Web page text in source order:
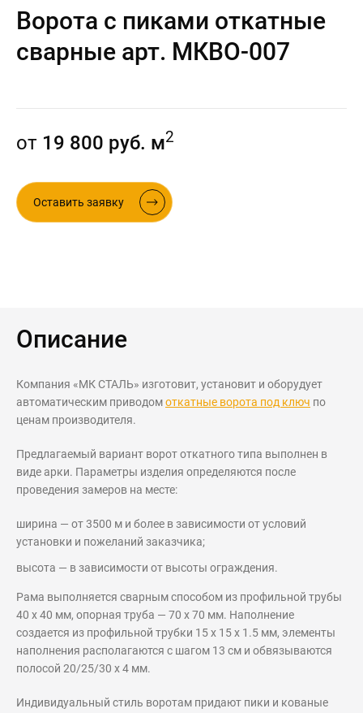
Интерьерные в
Контакты
Новости
Цены на метеллоконструкции и
+7 (962) 257-27-70
Ворота с пиками откатные
сварные арт. МКВО-007
от 19 800 руб. м2
Оставить заявку
Описание
Компания «МК СТАЛЬ» изготовит, установит и оборудует
автоматическим приводомоткатные ворота под ключ по
ценам производителя.
Предлагаемый вариант ворот откатного типа выполнен в
виде арки. Параметры изделия определяются после
проведения замеров на месте:
ширина — от 3500 м и более в зависимости от условий
установки и пожеланий заказчика;
высота — в зависимости от высоты ограждения.
Рама выполняется сварным способом из профильной трубы
40 х 40 мм, опорная труба — 70 х 70 мм. Наполнение
создается из профильной трубки 15 х 15 х 1.5 мм, элементы
наполнения располагаются с шагом 13 см и обвязываются
полосой 20/25/30 х 4 мм.
Индивидуальный стиль воротам придают пики и кованые